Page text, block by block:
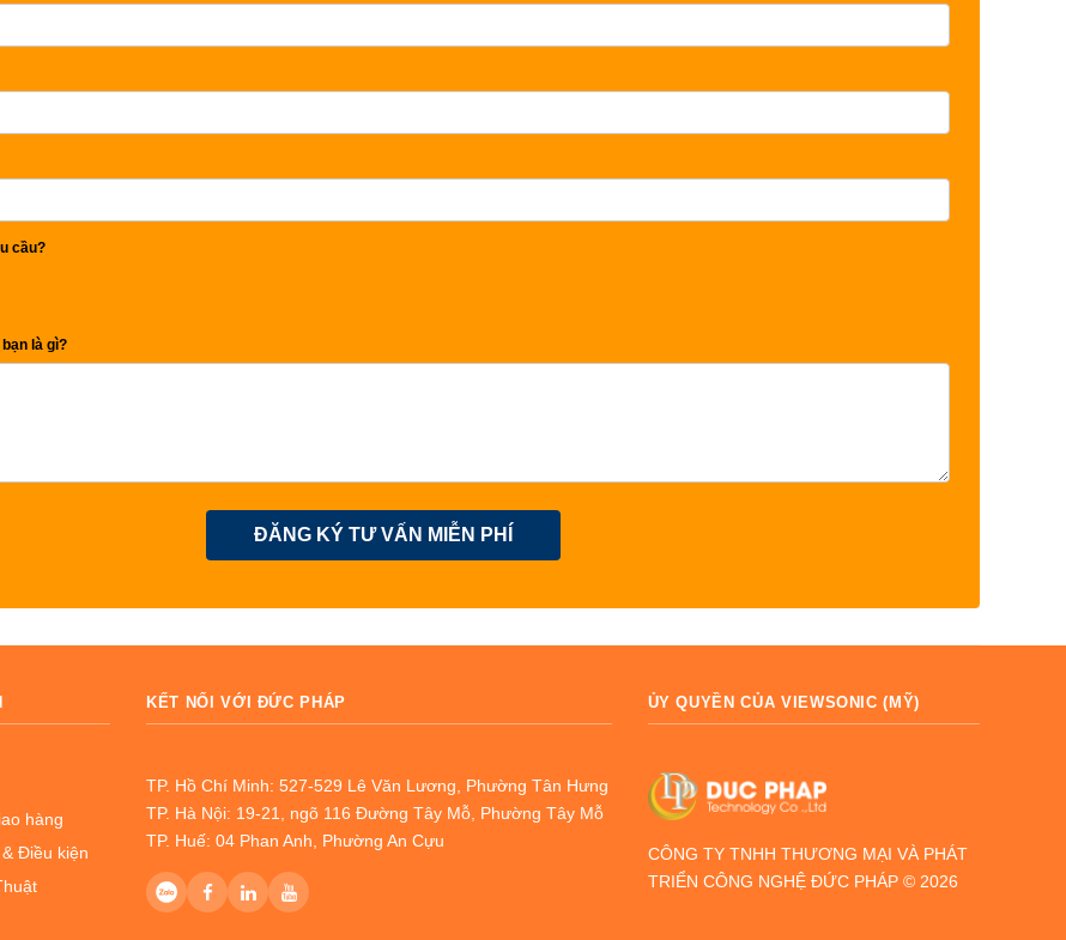
cầu?
là gì?
ĐĂNG KÝ TƯ VẤN MIỄN PHÍ
hàng
Điều kiện
KẾT NỐI VỚI ĐỨC PHÁP
TP. Hồ Chí Minh: 527-529 Lê Văn Lương, Phường Tân Hưng
TP. Hà Nội: 19-21, ngõ 116 Đường Tây Mỗ, Phường Tây Mỗ
TP. Huế: 04 Phan Anh, Phường An Cựu
ỦY QUYỀN CỦA VIEWSONIC (MỸ)
CÔNG TY TNHH THƯƠNG MẠI VÀ PHÁT
TRIỂN CÔNG NGHỆ ĐỨC PHÁP © 2026